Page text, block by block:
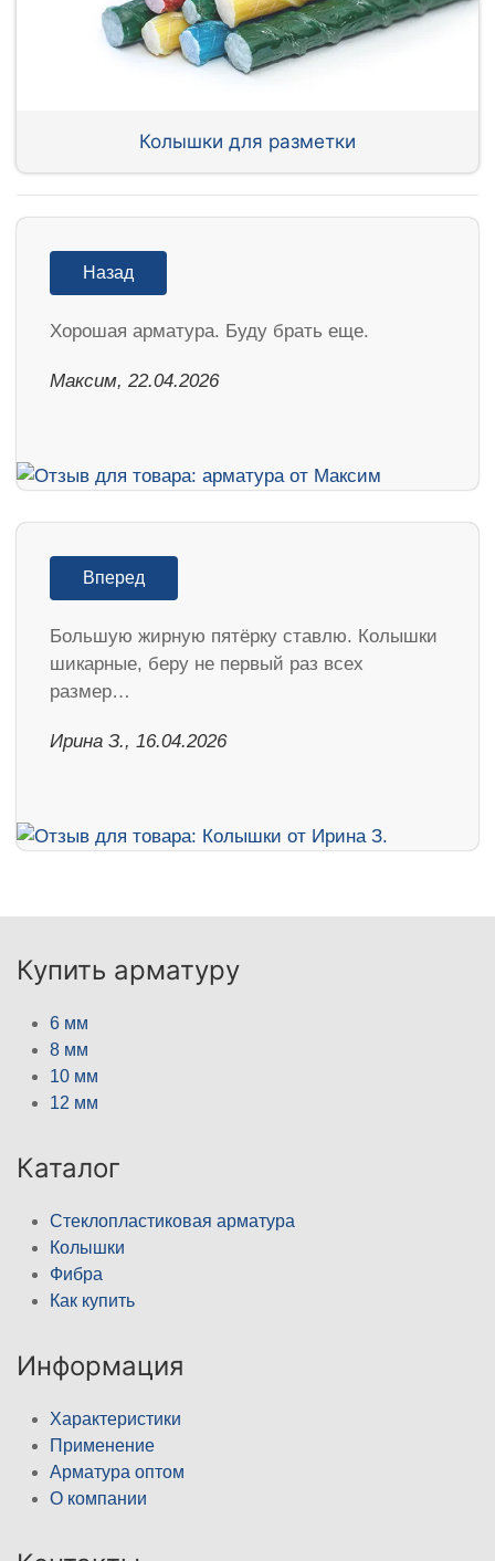
Колышки для разметки
Назад
Хорошая арматура. Буду брать еще.
Максим, 22.04.2026
Вперед
Большую жирную пятёрку ставлю. Колышки
шикарные, беру не первый раз всех
размер…
Ирина З., 16.04.2026
Купить арматуру
6 мм
8 мм
10 мм
12 мм
Каталог
Стеклопластиковая арматура
Колышки
Фибра
Как купить
Информация
Характеристики
Применение
Арматура оптом
О компании